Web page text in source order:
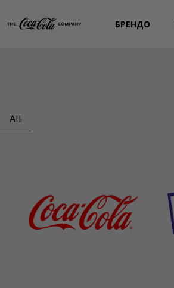
БРЕНДҲО
All